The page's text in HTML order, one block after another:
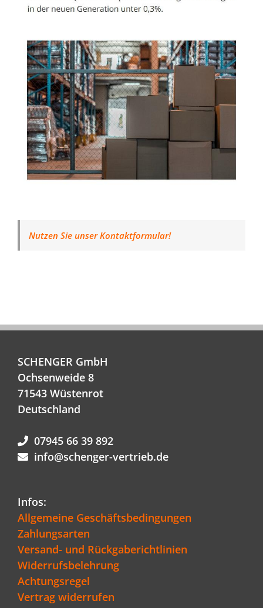
Nutzen Sie unser Kontaktformular!
SCHENGER GmbH
Ochsenweide 8
71543 Wüstenrot
Deutschland
07945 66 39 892
info@schenger-vertrieb.de
Infos:
Allgemeine Geschäftsbedingungen
Zahlungsarten
Versand- und Rückgaberichtlinien
Widerrufsbelehrung
Achtungsregel
Vertrag widerrufen